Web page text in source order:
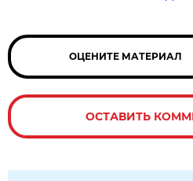
ОЦЕНИТЕ МАТЕРИАЛ
ОСТАВИТЬ